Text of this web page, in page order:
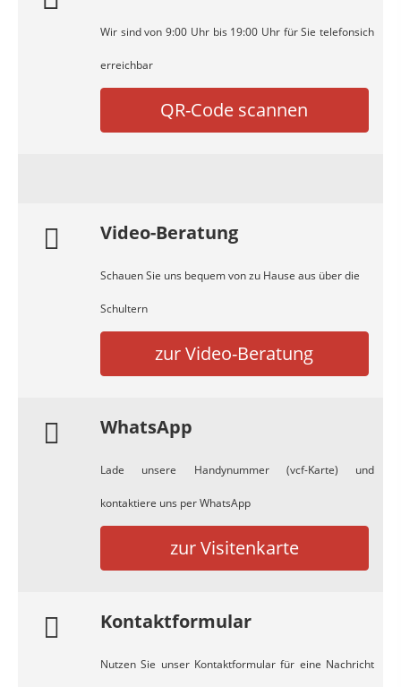
Wir sind von 9:00 Uhr bis 19:00 Uhr für Sie telefonsich
erreichbar
QR-Code scannen
Video-Beratung
Schauen Sie uns bequem von zu Hause aus über die
Schultern
zur Video-Beratung
WhatsApp
Lade unsere Handynummer (vcf-Karte) und
kontaktiere uns per WhatsApp
zur Visitenkarte
Kontaktformular
Nutzen Sie unser Kontaktformular für eine Nachricht